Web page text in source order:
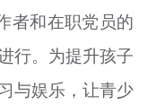
+
者和在职党员的
行。为提升孩子
与娱乐，让青少